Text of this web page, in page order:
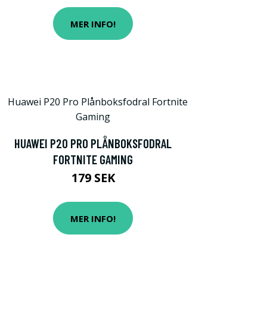
MER INFO!
HUAWEI P20 PRO PLÅNBOKSFODRAL
FORTNITE GAMING
179 SEK
MER INFO!